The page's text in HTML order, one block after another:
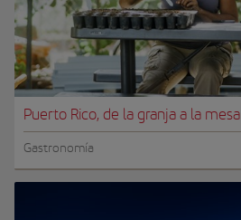
Puerto Rico, de la granja a la mesa
Gastronomía